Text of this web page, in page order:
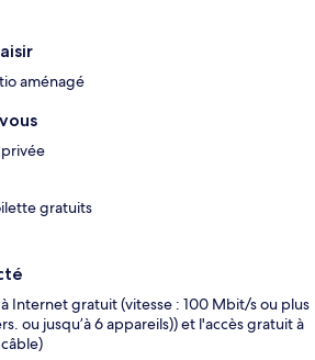
aménagé
gratuits
à Internet gratuit (vitesse : 100 Mbit/s ou plus
ou jusqu’à 6 appareils)) et l'accès gratuit à